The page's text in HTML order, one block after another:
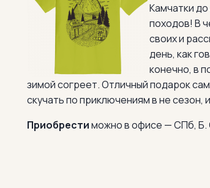
Камчатки
походов! В
своих и
день, как
конечно, в
зимой согреет. Отличный подарок
скучать по приключениям в не
Приобрестиможно в офисе — СПб, Б.